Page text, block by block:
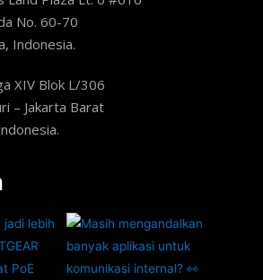
No. 60-70
Indonesia.
XIV Blok L/306
– Jakarta Barat